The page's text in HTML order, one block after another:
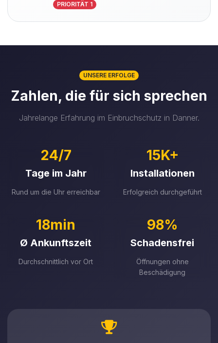
PRIORITÄT 1
UNSERE ERFOLGE
Zahlen, die für sich sprechen
Jahrelange Erfahrung im Einbruchschutz in Danner.
24/7
Tage im Jahr
Rund um die Uhr erreichbar
15K+
Installationen
Erfolgreich durchgeführt
18min
Ø Ankunftszeit
Durchschnittlich vor Ort
98%
Schadensfrei
Öffnungen ohne
Beschädigung